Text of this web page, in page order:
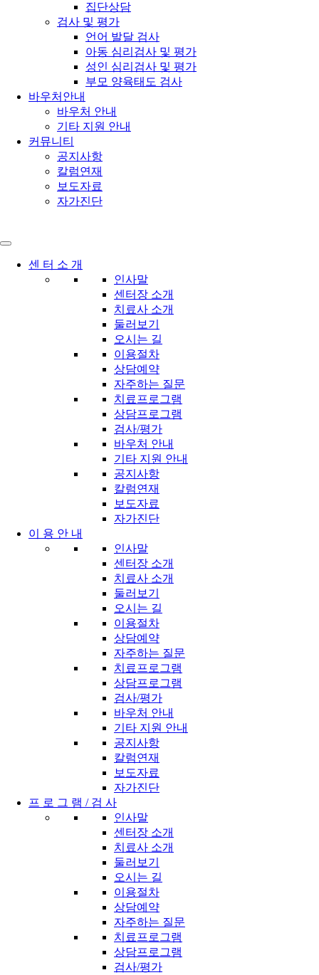
집단상담
검사 및 평가
언어 발달 검사
아동 심리검사 및 평가
성인 심리검사 및 평가
부모 양육태도 검사
바우처안내
바우처 안내
기타 지원 안내
커뮤니티
공지사항
칼럼연재
보도자료
자가진단
센 터 소 개
인사말
센터장 소개
치료사 소개
둘러보기
오시는 길
이용절차
상담예약
자주하는 질문
치료프로그램
상담프로그램
검사/평가
바우처 안내
기타 지원 안내
공지사항
칼럼연재
보도자료
자가진단
이 용 안 내
인사말
센터장 소개
치료사 소개
둘러보기
오시는 길
이용절차
상담예약
자주하는 질문
치료프로그램
상담프로그램
검사/평가
바우처 안내
기타 지원 안내
공지사항
칼럼연재
보도자료
자가진단
프 로 그 램 / 검 사
인사말
센터장 소개
치료사 소개
둘러보기
오시는 길
이용절차
상담예약
자주하는 질문
치료프로그램
상담프로그램
검사/평가